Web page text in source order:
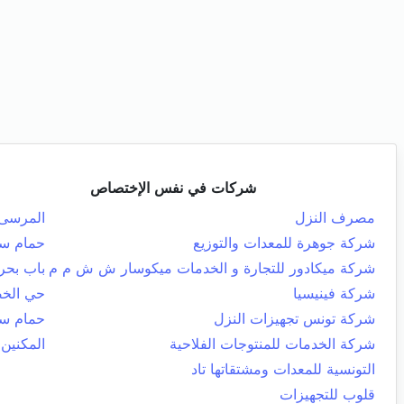
شركات في نفس الإختصاص
مصرف النزل
شركة جوهرة للمعدات والتوزيع
حمام
شركة ميكادور للتجارة و الخدمات ميكوسار ش ش م م باب بحر
شركة فينيسيا
حي
شركة تونس تجهيزات النزل
حمام
شركة الخدمات للمنتوجات الفلاحية
المكنين
التونسية للمعدات ومشتقاتها تاد
قلوب للتجهيزات